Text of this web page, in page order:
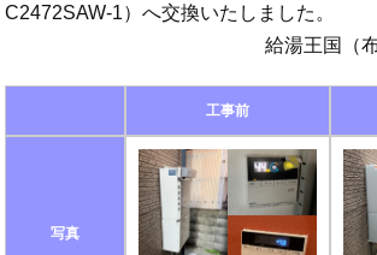
C2472SAW-1）へ交換いたしました。
給湯王国（
工事前
写真